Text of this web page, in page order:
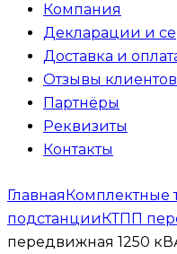
Компания
Декларации и
Доставка и
Отзывы клиентов
Партнёры
Реквизиты
Контакты
Главная Комплектные
подстанции КТПП
передвижная 1250